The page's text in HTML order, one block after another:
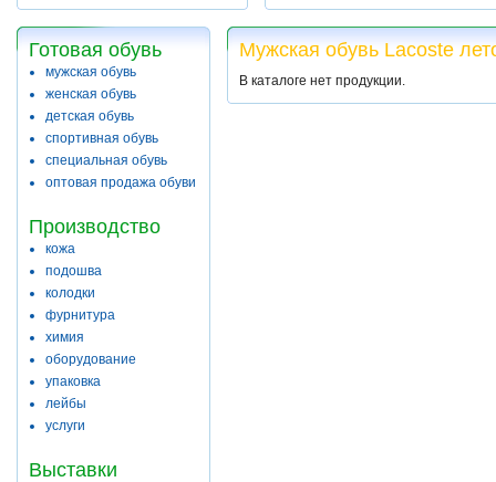
Готовая обувь
мужская обувь
женская обувь
детская обувь
спортивная обувь
специальная обувь
оптовая продажа обуви
Производство
кожа
подошва
колодки
фурнитура
химия
оборудование
упаковка
лейбы
услуги
Выставки
Мужская обувь Lacoste
В каталоге нет продукции.